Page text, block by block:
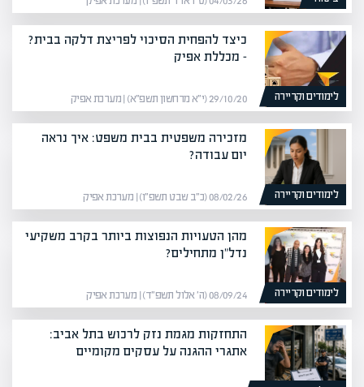
לימודים וקריירה
כיצד להפחית הסיכוי לפריצת דלקה בבית?
– מכללת אפיק
29/10/20 (י״א מרחשון תשפ״א) | מערכת אפיק
לימודים וקריירה
מזכירה משפטית בבית משפט: איך נראה
יום עבודה?
08/02/26 (כ״ב שבט תשפ״ו) | מערכת אפיק
לימודים וקריירה
מהן הטעויות הנפוצות ביותר בקרב משקיעי
נדל"ן מתחילים?
08/09/24 (ה׳ אלול תשפ״ד) | מערכת אפיק
התחזקות מגמת נזק לרכוש בתל אביב:
אתגרי ההגנה על עסקים מקומיים